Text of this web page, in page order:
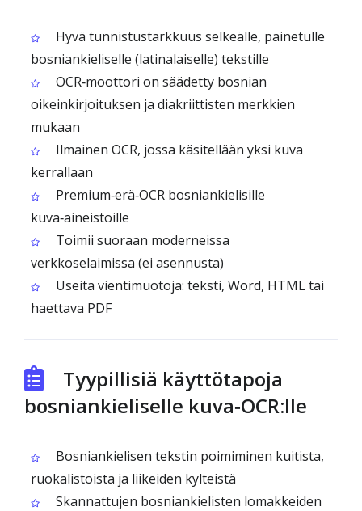
Hyvä tunnistustarkkuus selkeälle, painetulle
bosniankieliselle (latinalaiselle) tekstille
OCR‑moottori on säädetty bosnian
oikeinkirjoituksen ja diakriittisten merkkien
mukaan
Ilmainen OCR, jossa käsitellään yksi kuva
kerrallaan
Premium‑erä‑OCR bosniankielisille
kuva‑aineistoille
Toimii suoraan moderneissa
verkkoselaimissa (ei asennusta)
Useita vientimuotoja: teksti, Word, HTML tai
haettava PDF
Tyypillisiä käyttötapoja
bosniankieliselle kuva‑OCR:lle
Bosniankielisen tekstin poimiminen kuitista,
ruokalistoista ja liikeiden kylteistä
Skannattujen bosniankielisten lomakkeiden